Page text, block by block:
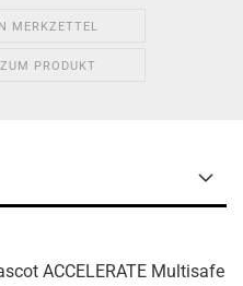
MERKZETTEL
PRODUKT
ACCELERATE Multisafe